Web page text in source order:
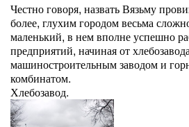
Честно говоря, назвать Вязьму
более, глухим городом весьма
маленький, в нем вполне успешно
предприятий, начиная от
машиностроительным заводом и
комбинатом.
Хлебозавод.